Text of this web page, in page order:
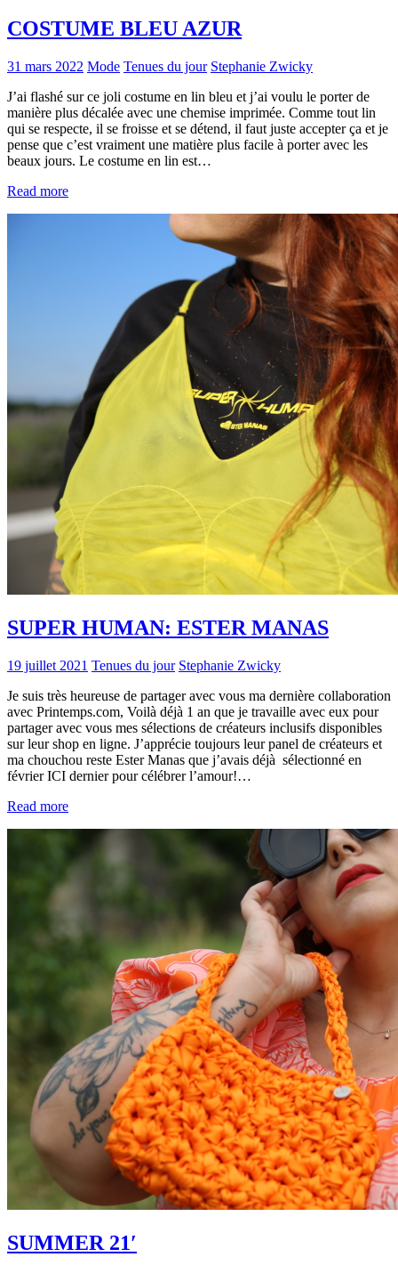
COSTUME BLEU AZUR
31 mars 2022 Mode Tenues du jour Stephanie Zwicky
J’ai flashé sur ce joli costume en lin bleu et j’ai voulu le porter de
manière plus décalée avec une chemise imprimée. Comme tout lin
qui se respecte, il se froisse et se détend, il faut juste accepter ça et je
pense que c’est vraiment une matière plus facile à porter avec les
beaux jours. Le costume en lin est…
Read more
SUPER HUMAN: ESTER MANAS
19 juillet 2021 Tenues du jour Stephanie Zwicky
Je suis très heureuse de partager avec vous ma dernière collaboration
avec Printemps.com, Voilà déjà 1 an que je travaille avec eux pour
partager avec vous mes sélections de créateurs inclusifs disponibles
sur leur shop en ligne. J’apprécie toujours leur panel de créateurs et
ma chouchou reste Ester Manas que j’avais déjà sélectionné en
février ICI dernier pour célébrer l’amour!…
Read more
SUMMER 21′